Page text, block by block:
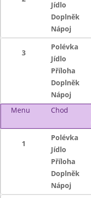
Jídlo
Doplněk
Nápoj
3
Polévka
Jídlo
Příloha
Doplněk
Nápoj
Menu
Chod
1
Polévka
Jídlo
Příloha
Doplněk
Nápoj